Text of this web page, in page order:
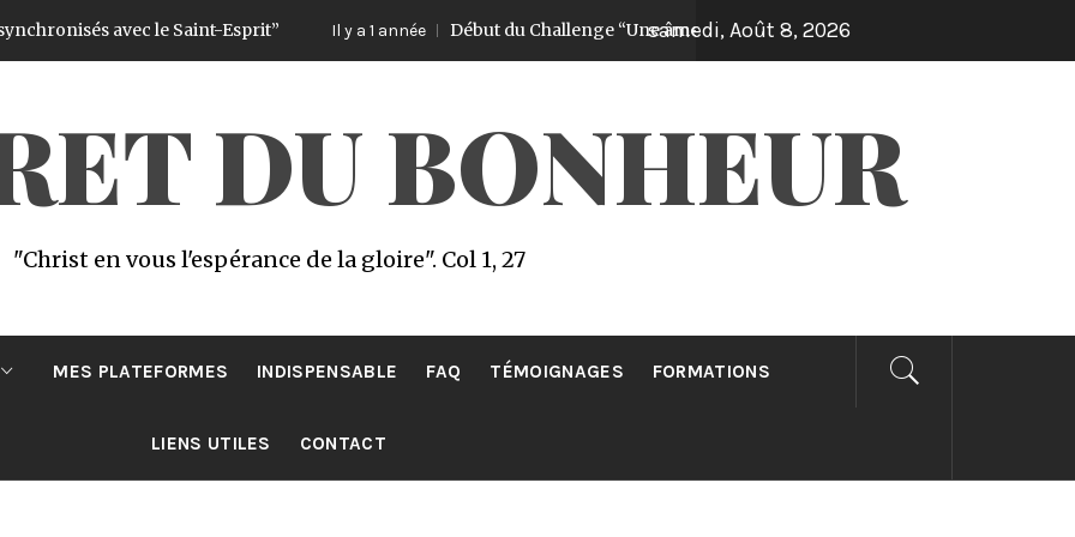
avec le Saint-Esprit” Il y a 1 année Début du Challenge “Une âme gagnée par jour pendant 30 jours”!
samedi, Août 8, 2026
DU BONHEUR
"Christ en vous l'espérance de la gloire". Col 1, 27
MES PLATEFORMES INDISPENSABLE FAQ TÉMOIGNAGES FORMATIONS
LIENS UTILES CONTACT